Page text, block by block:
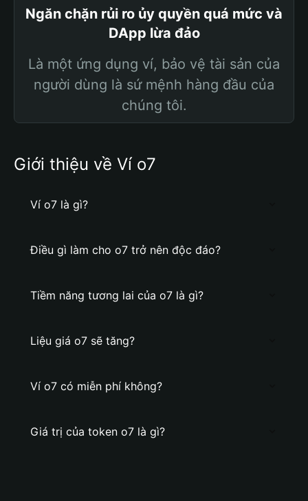
Ngăn chặn rủi ro ủy quyền quá mức và
DApp lừa đảo
Là một ứng dụng ví, bảo vệ tài sản của
người dùng là sứ mệnh hàng đầu của
chúng tôi.
Giới thiệu về Ví o7
Ví o7 là gì?
Điều gì làm cho o7 trở nên độc đáo?
Tiềm năng tương lai của o7 là gì?
Liệu giá o7 sẽ tăng?
Ví o7 có miễn phí không?
Giá trị của token o7 là gì?